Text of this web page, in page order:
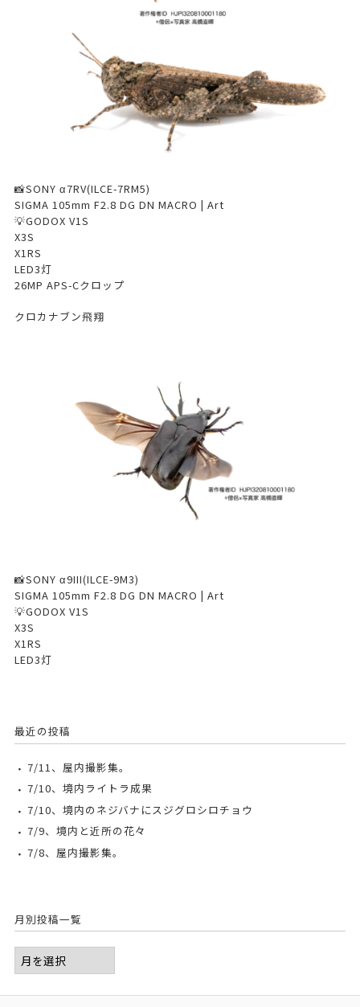
📸SONY α7RV(ILCE-7RM5)
SIGMA 105mm F2.8 DG DN MACRO | Art
💡GODOX V1S
X3S
X1RS
LED3灯
26MP APS-Cクロップ
クロカナブン飛翔
📸SONY α9III(ILCE-9M3)
SIGMA 105mm F2.8 DG DN MACRO | Art
💡GODOX V1S
X3S
X1RS
LED3灯
最近の投稿
7/11、屋内撮影集。
7/10、境内ライトラ成果
7/10、境内のネジバナにスジグロシロチョウ
7/9、境内と近所の花々
7/8、屋内撮影集。
月別投稿一覧